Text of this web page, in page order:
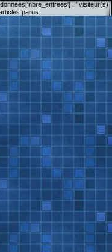
. ' visiteur(s)
parus.